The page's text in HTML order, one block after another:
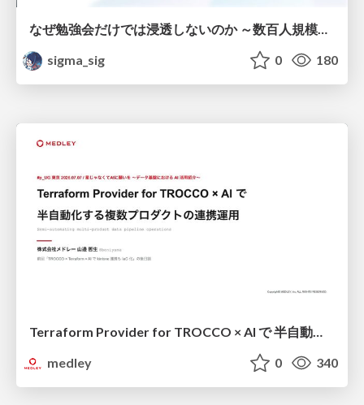
なぜ勉強会だけでは浸透しないのか ～数百人規模の組織でコーディングエージェントを当たり前にした戦略とその結果～
sigma_sig
0 180
medley
0 340